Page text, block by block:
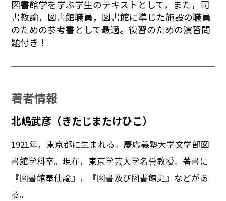
図書館学を学ぶ学生のテキストとして，また，司
書教諭，図書館職員，図書館に準じた施設の職員
のための参考書として最適。復習のための演習問
題付き！
著者情報
北嶋武彦（きたじまたけひこ）
1921年，東京都に生まれる。慶応義塾大学文学部図
書館学科卒。現在，東京学芸大学名誉教授。著書に
『図書館奉仕論』，『図書及び図書館史』などがあ
る。